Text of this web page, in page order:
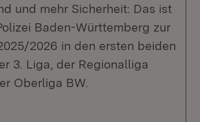
und mehr Sicherheit: Das ist
Baden-Württemberg zur
2026 in den ersten beiden
3. Liga, der Regionalliga
Oberliga BW.